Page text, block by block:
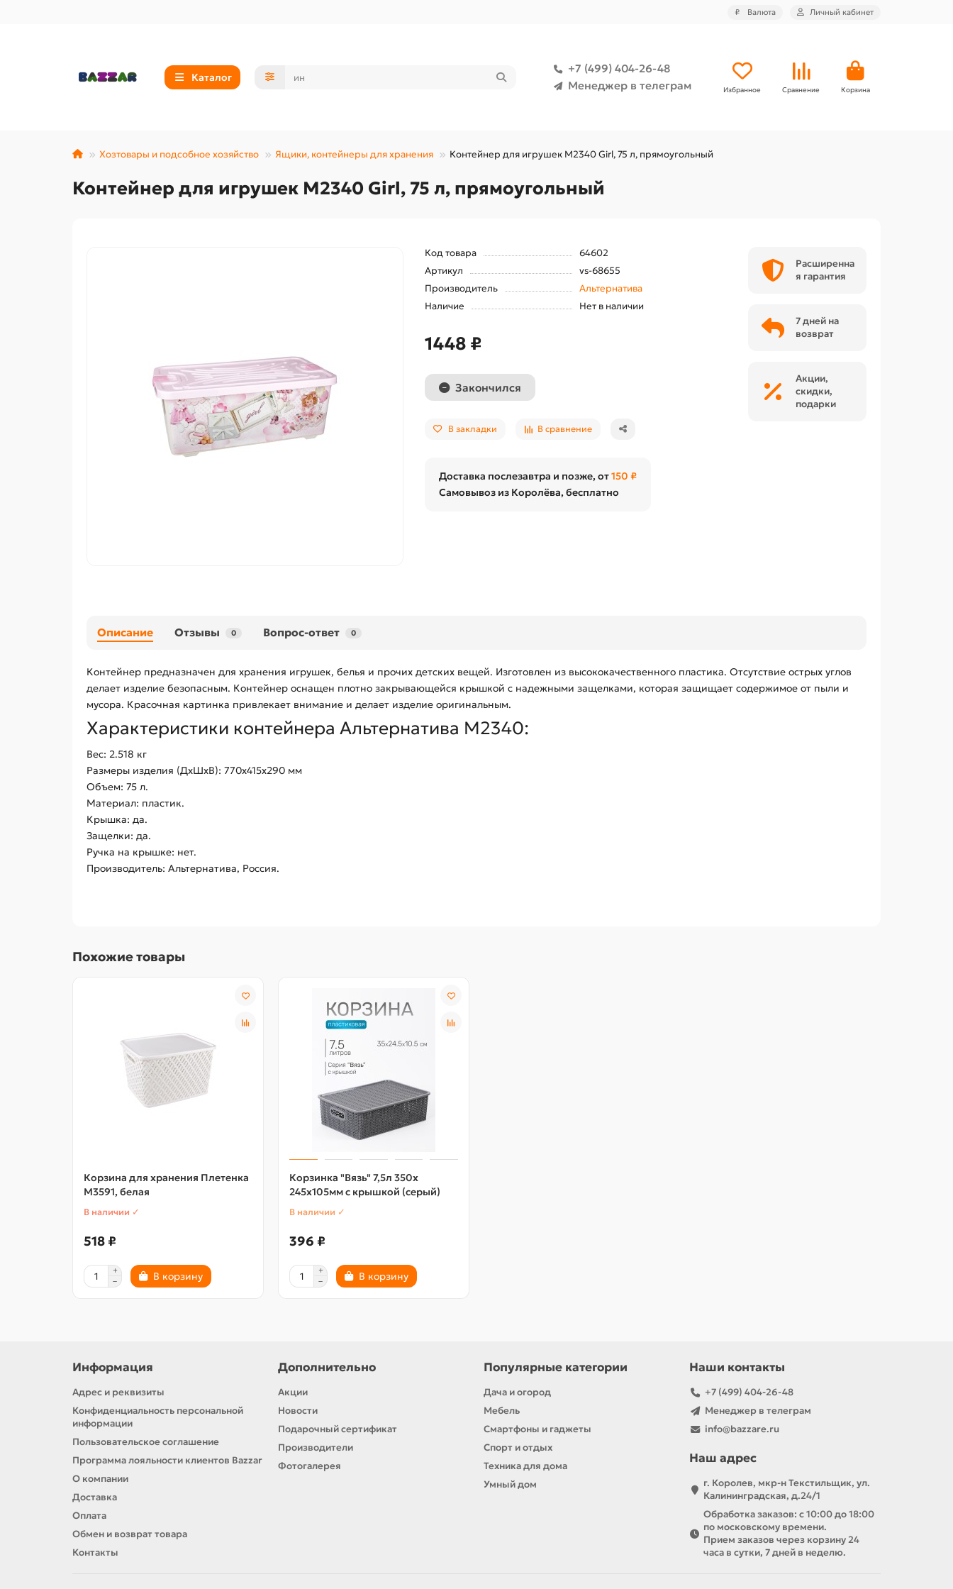
₽ Валюта Личный кабинет
Каталог
+7 (499) 404-26-48
Менеджер в телеграм
Избранное Сравнение Корзина
Хозтовары и подсобное хозяйство Ящики, контейнеры для хранения Контейнер для игрушек М2340 Girl, 75 л, прямоугольный
Контейнер для игрушек М2340 Girl, 75 л, прямоугольный
Код товара
64602
Артикул
vs-68655
Производитель
Альтернатива
Наличие
Нет в наличии
1448 ₽
Закончился
В закладки В сравнение
Доставка послезавтра и позже, от150 ₽
Самовывоз из Королёва, бесплатно
Расширенна
я гарантия
7 дней на
возврат
Акции,
скидки,
подарки
Описание Отзывы 0 Вопрос-ответ 0
Контейнер предназначен для хранения игрушек, белья и прочих детских вещей. Изготовлен из высококачественного пластика. Отсутствие острых углов
делает изделие безопасным. Контейнер оснащен плотно закрывающейся крышкой с надежными защелками, которая защищает содержимое от пыли и
мусора. Красочная картинка привлекает внимание и делает изделие оригинальным.
Характеристики контейнера Альтернатива М2340:
Вес: 2.518 кг
Размеры изделия (ДхШхВ): 770х415х290 мм
Объем: 75 л.
Материал: пластик.
Крышка: да.
Защелки: да.
Ручка на крышке: нет.
Производитель: Альтернатива, Россия.
Похожие товары
Корзина для хранения Плетенка
М3591, белая
В наличии ✓
518 ₽
В корзину
Корзинка "Вязь" 7,5л 350х
245х105мм с крышкой (серый)
В наличии ✓
396 ₽
В корзину
Информация
Адрес и реквизиты
Конфиденциальность персональной
информации
Пользовательское соглашение
Программа лояльности клиентов Bazzar
О компании
Доставка
Оплата
Обмен и возврат товара
Контакты
Дополнительно
Акции
Новости
Подарочный сертификат
Производители
Фотогалерея
Популярные категории
Дача и огород
Мебель
Смартфоны и гаджеты
Спорт и отдых
Техника для дома
Умный дом
Наши контакты
+7 (499) 404-26-48
Менеджер в телеграм
info@bazzare.ru
Наш адрес
г. Королев, мкр-н Текстильщик, ул.
Калининградская, д.24/1
Обработка заказов: с 10:00 до 18:00
по московскому времени.
Прием заказов через корзину 24
часа в сутки, 7 дней в неделю.